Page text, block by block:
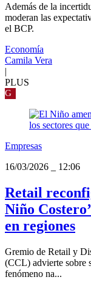
Además de la
moderan las
el BCP.
Economía
Camila Vera
|
PLUS
G
Empresas
16/03/2026
12:06
Retail
Niño
en regiones
Gremio de Retail y
(CCL) advierte sobre
fenómeno na...